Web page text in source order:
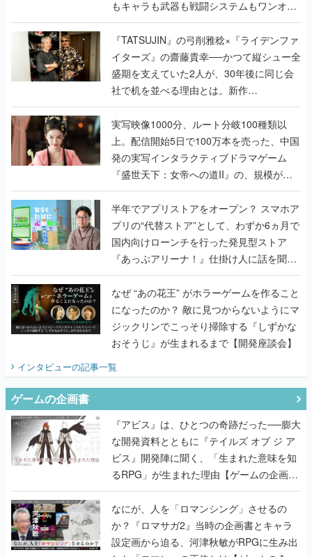
もキャラも武器も戦闘システムもワンオフ
で作り込まれた理由を両ディレクターに聞
く
『TATSUJIN』の弓削雅稔×『ライデンファ
イターズ』の齋藤貴幸──かつて縦シュー全
盛期を支えていた2人が、30年後に同じ会
社で机を並べる理由とは。新作
『TATSUJIN EXTREME』で初タッグを組
んだレジェンド2人に訊く開発秘話
実写映像1000分、ルート分岐100種類以
上。配信開始5日で100万本を売った、中国
発の実写インタラクティブドラマゲーム
『盛世天下：女帝への道II』の、規模が違
うこだわりをプロデューサーに聞いた
半年でアプリストアをオープン？ スマホア
プリの“代替ストア”として、わずか6ヵ月で
国内向けローンチを行った発見型ストア
『あっぷアリーナ！』仕掛け人に話を聞い
てみた
なぜ “あの花王” がホラーゲームを作ること
になったのか？ 敵に見つからないようにマ
ジックリンでこっそり掃除する『しずかな
おそうじ』が生まれるまで【開発座談会】
インタビューの記事一覧
ゲームの企画書
『アビス』は、ひとつの奇跡だった──膨大
な開発資料とともに『テイルズ オブ ジ ア
ビス』開発陣に聞く、「生まれた意味を知
るRPG」が生まれた理由【ゲームの企画
書】
なにが、人を「ロマンシング」させるの
か？『ロマサガ2』当時の企画書とキャラ
設定画から迫る、河津秋敏がRPGに生み出